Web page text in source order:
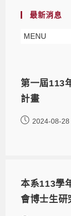
最新消息
MENU
第一屆113
計畫
2024-08-28
本系113學
會博士生研